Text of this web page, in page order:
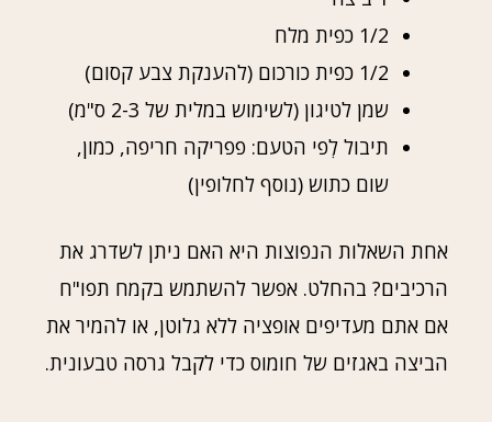
1/2 כפית מלח
1/2 כפית כורכום (להענקת צבע קסום)
שמן לטיגון (לשימוש במלית של 2-3 ס"מ)
תיבול לְפי הטעם: פפריקה חריפה, כמון,
שום כתוש (נוסף לחלופין)
אחת השאלות הנפוצות היא האם ניתן לשדרג את
הרכיבים? בהחלט. אפשר להשתמש בקמח תפו"ח
אם אתם מעדיפים אופציה ללא גלוטן, או להמיר את
הביצה באגזים של חומוס כדי לקבל גרסה טבעונית.